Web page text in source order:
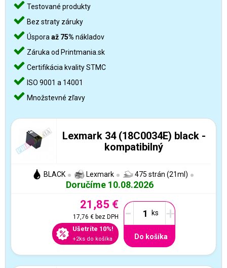
Testované produkty
Bez straty záruky
Úspora až 75% nákladov
Záruka od Printmania.sk
Certifikácia kvality STMC
ISO 9001 a 14001
Množstevné zľavy
Lexmark 34 (18C0034E) black -
kompatibilný
BLACK Lexmark 475 strán (21ml)
Doručíme 10.08.2026
21,85 €
17,76 €bez DPH
Ušetríte 10%!
+2ks do košíka
- +
Do košíka